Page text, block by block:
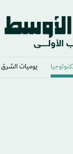
يوميات الشرق​